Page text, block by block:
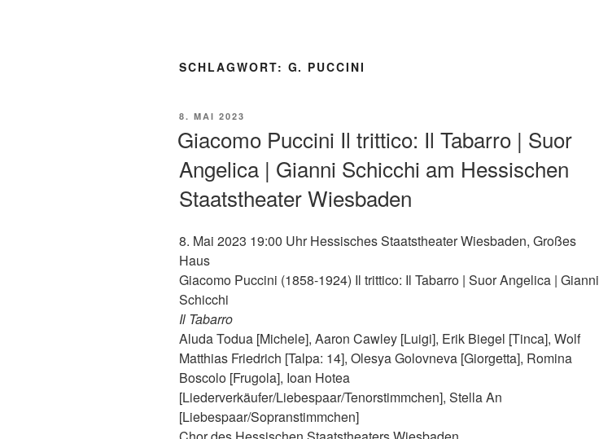
SCHLAGWORT: G. PUCCINI
VERÖFFENTLICHT
8. MAI 2023
Giacomo Puccini Il trittico: Il Tabarro | Suor
Angelica | Gianni Schicchi am Hessischen
Staatstheater Wiesbaden
8. Mai 2023 19:00 Uhr Hessisches Staatstheater Wiesbaden, Großes
Haus
Giacomo Puccini (1858-1924) Il trittico: Il Tabarro | Suor Angelica | Gianni
Schicchi
Il Tabarro
Aluda Todua [Michele], Aaron Cawley [Luigi], Erik Biegel [Tinca], Wolf
Matthias Friedrich [Talpa: 14], Olesya Golovneva [Giorgetta], Romina
Boscolo [Frugola], Ioan Hotea
[Liederverkäufer/Liebespaar/Tenorstimmchen], Stella An
[Liebespaar/Sopranstimmchen]